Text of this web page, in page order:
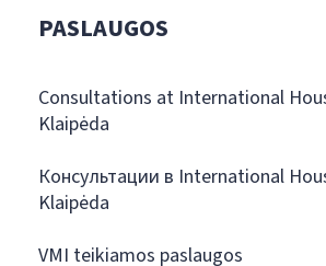
PASLAUGOS
Consultations at International
Klaipėda
Консультации в International
Klaipėda
VMI teikiamos paslaugos